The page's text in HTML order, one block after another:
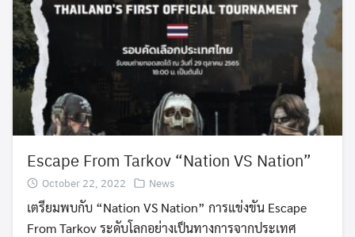
Escape From Tarkov “Nation VS Nation”
October 22, 2022 News
เตรียมพบกับ “Nation VS Nation” การแข่งขัน Escape
From Tarkov ระดับโลกอย่างเป็นทางการจากประเทศ